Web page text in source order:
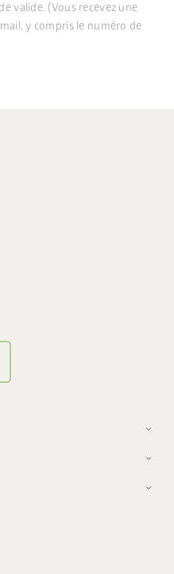
valide. (Vous recevez une
y compris le numéro de